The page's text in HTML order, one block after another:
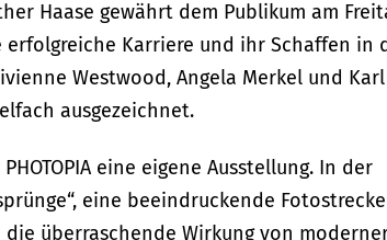
Haase gewährt dem Publikum am
erfolgreiche Karriere und ihr Schaffen in
Westwood, Angela Merkel und Karl
ausgezeichnet.
eine eigene Ausstellung. In der
eine beeindruckende Fotostrecke
überraschende Wirkung von